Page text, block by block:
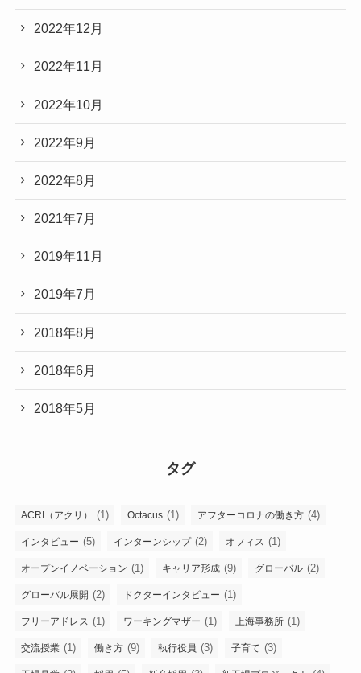
2022年12月
2022年11月
2022年10月
2022年9月
2022年8月
2021年7月
2019年11月
2019年7月
2018年8月
2018年6月
2018年5月
タグ
ACRI（アクリ） (1) Octacus (1) アフターコロナの働き方 (4)
インタビュー (5) インターンシップ(2) オフィス (1)
オープンイノベーション (1) キャリア形成 (9) グローバル (2)
グローバル展開 (2) ドクターインタビュー (1)
フリーアドレス (1) ワーキングマザー (1) 上海事務所 (1)
交流授業 (1) 働き方 (9) 執行役員 (3) 子育て (3)